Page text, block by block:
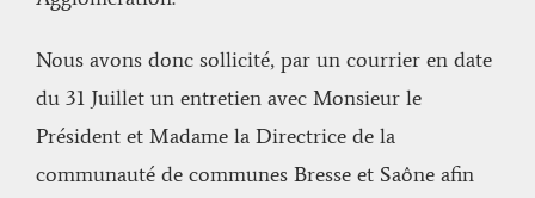
Nous avons donc sollicité, par un courrier en date
du 31 Juillet un entretien avec Monsieur le
Président et Madame la Directrice de la
communauté de communes Bresse et Saône afin